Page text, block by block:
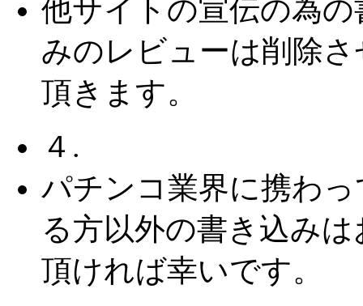
他サイトの宣伝の為の
みのレビューは削除さ
頂きます。
４.
パチンコ業界に携わっ
る方以外の書き込みは
頂ければ幸いです。